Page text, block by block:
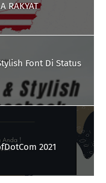
RAKYAT
Font Di Status
2021